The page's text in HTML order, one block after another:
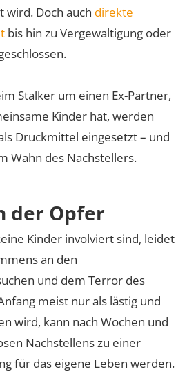
Doch auch direkte
bis hin zu Vergewaltigung oder
Stalker um einen Ex-Partner,
Kinder hat, werden
Druckmittel eingesetzt – und
Wahn des Nachstellers.
der Opfer
Kinder involviert sind, leidet
an den
und dem Terror des
meist nur als lästig und
wird, kann nach Wochen und
Nachstellens zu einer
für das eigene Leben werden.